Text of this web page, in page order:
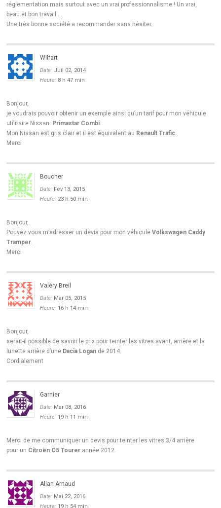
réglementation mais surtout avec un vrai professionnalisme ! Un vrai,
beau et bon travail ….
Une très bonne société a recommander sans hésiter.
Wilfart
Date: Juil 02, 2014
Heure: 8 h 47 min
Bonjour,
je voudrais pouvoir obtenir un exemple ainsi qu’un tarif pour mon véhicule
utilitaire Nissan: Primastar Combi
Mon Nissan est gris clair et il est équivalent au Renault Trafic
Merci
Boucher
Date: Fév 13, 2015
Heure: 23 h 50 min
Bonjour,
Pouvez vous m’adresser un devis pour mon véhiculeVolkswagen Caddy
Tramper
Merci
Valéry Breil
Date: Mar 05, 2015
Heure: 16 h 14 min
Bonjour,
serait-il possible de savoir le prix pour teinter les vitres avant, arrière et la
lunette arrière d’une Dacia Logan de 2014.
Cordialement
Garnier
Date: Mar 08, 2016
Heure: 19 h 11 min
Merci de me communiquer un devis pour teinter les vitres 3/4 arrière
pour un Citroën C5 Tourer année 2012.
Allan Arnaud
Date: Mai 22, 2016
Heure: 19 h 54 min